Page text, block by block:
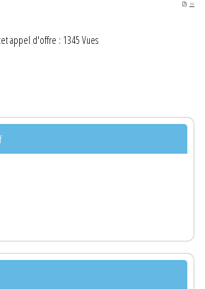
PDF
appel d'offre : 1345 Vues